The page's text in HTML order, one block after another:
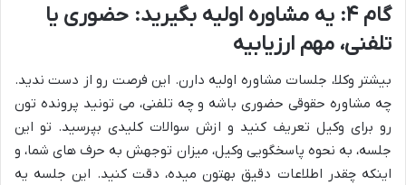
گام ۴: یه مشاوره اولیه بگیرید: حضوری یا
تلفنی، مهم ارزیابیه
بیشتر وکلا، جلسات مشاوره اولیه دارن. این فرصت رو از دست ندید.
چه مشاوره حقوقی حضوری باشه و چه تلفنی، می تونید پرونده تون
رو برای وکیل تعریف کنید و ازش سوالات کلیدی بپرسید. تو این
جلسه، به نحوه پاسخگویی وکیل، میزان توجهش به حرف های شما، و
اینکه چقدر اطلاعات دقیق بهتون میده، دقت کنید. این جلسه یه